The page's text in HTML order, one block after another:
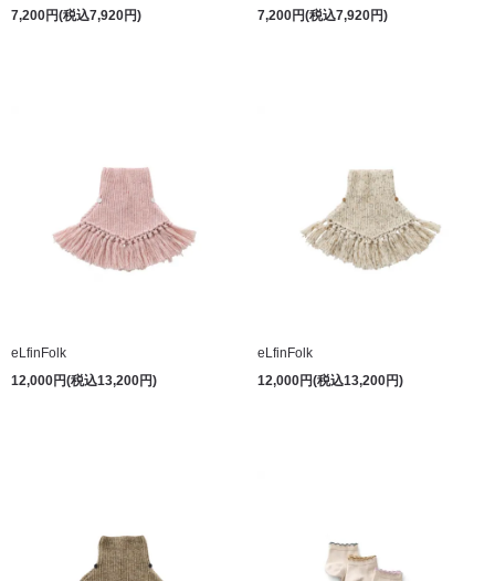
7,200円(税込7,920円)
7,200円(税込7,920円)
eLfinFolk
12,000円(税込13,200円)
eLfinFolk
12,000円(税込13,200円)